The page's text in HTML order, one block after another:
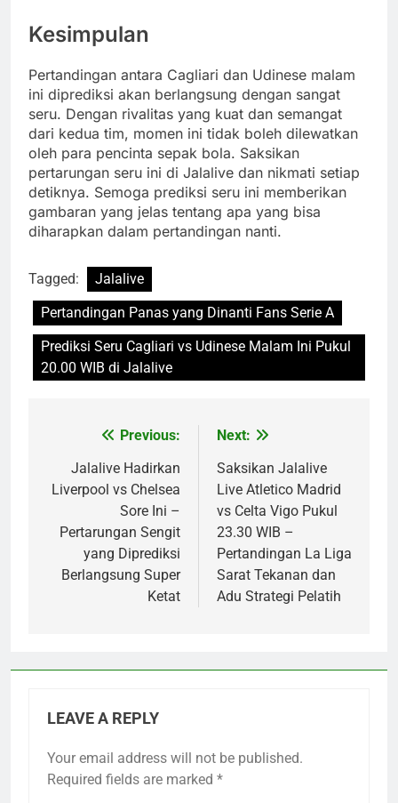
Kesimpulan
Pertandingan antara Cagliari dan Udinese malam
ini diprediksi akan berlangsung dengan sangat
seru. Dengan rivalitas yang kuat dan semangat
dari kedua tim, momen ini tidak boleh dilewatkan
oleh para pencinta sepak bola. Saksikan
pertarungan seru ini di Jalalive dan nikmati setiap
detiknya. Semoga prediksi seru ini memberikan
gambaran yang jelas tentang apa yang bisa
diharapkan dalam pertandingan nanti.
Tagged:
Jalalive
Pertandingan Panas yang Dinanti Fans Serie A
Prediksi Seru Cagliari vs Udinese Malam Ini Pukul
20.00 WIB di Jalalive
navigation
Previous:
Jalalive Hadirkan
Liverpool vs Chelsea
Sore Ini –
Pertarungan Sengit
yang Diprediksi
Berlangsung Super
Ketat
Next:
Saksikan Jalalive
Live Atletico Madrid
vs Celta Vigo Pukul
23.30 WIB –
Pertandingan La Liga
Sarat Tekanan dan
Adu Strategi Pelatih
LEAVE A REPLY
Your email address will not be published.
Required fields are marked *